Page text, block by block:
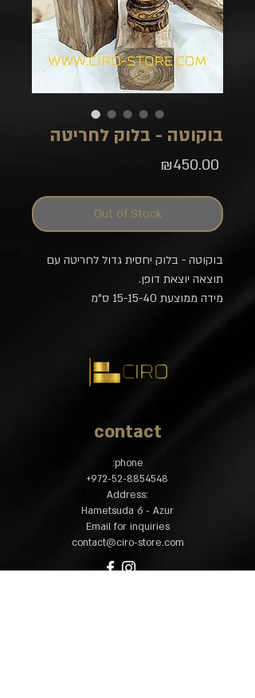
בוקוטה - בלוק לחריטה
₪450.00
Out of Stock
בוקוטה - בלוק יחסית גדול לחריטה עם
תוצאה יוצאת דופן.
מידה ממוצעת 15-15-40 ס"מ
contact
phone:
972-52-8854548
​+
:Address
Hametsuda 6 - Azur
Email for inquiries
contact@ciro-store.com